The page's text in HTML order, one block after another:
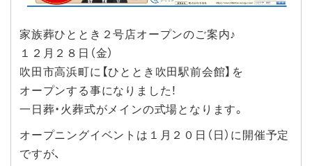
家族葬ひととき２号店オープンのご案内♪
１２月２８日（金）
吹田市高浜町に【ひととき吹田駅前会館】を
オープンする事になりました！
一日葬・火葬式がメインの式場となります。
オープニングイベントは１月２０日（日）に開催予定
ですが、